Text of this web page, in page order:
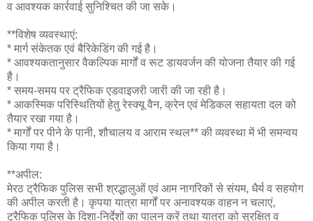
व आवश्यक कार्रवाई सुनिश्चित की जा सके।
**विशेष व्यवस्थाएं:
* मार्ग संकेतक एवं बैरिकेडिंग की गई है।
* आवश्यकतानुसार वैकल्पिक मार्गों व रूट डायवर्जन की योजना तैयार की गई
है।
* समय-समय पर ट्रैफिक एडवाइजरी जारी की जा रही है।
* आकस्मिक परिस्थितियों हेतु रेस्क्यू वैन, क्रेन एवं मेडिकल सहायता दल को
तैयार रखा गया है।
* मार्गों पर पीने के पानी, शौचालय व आराम स्थल** की व्यवस्था में भी समन्वय
किया गया है।
**अपील:
मेरठ ट्रैफिक पुलिस सभी श्रद्धालुओं एवं आम नागरिकों से संयम, धैर्य व सहयोग
की अपील करती है। कृपया यात्रा मार्गों पर अनावश्यक वाहन न चलाएं,
ट्रैफिक पुलिस के दिशा-निर्देशों का पालन करें तथा यात्रा को सुरक्षित व